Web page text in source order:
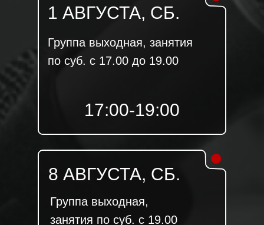
1 АВГУСТА, СБ.
8 АВГУСТА, СБ.
Группа выходная, занятия
по суб. с 17.00 до 19.00
Группа выходная,
занятия по суб. с 19.00
17:00-19:00